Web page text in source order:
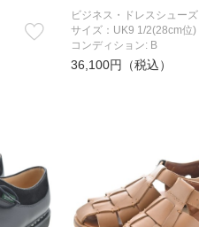
ビジネス・ドレスシューズ
サイズ：UK9 1/2(28cm位)
コンディション: B
36,100円（税込）